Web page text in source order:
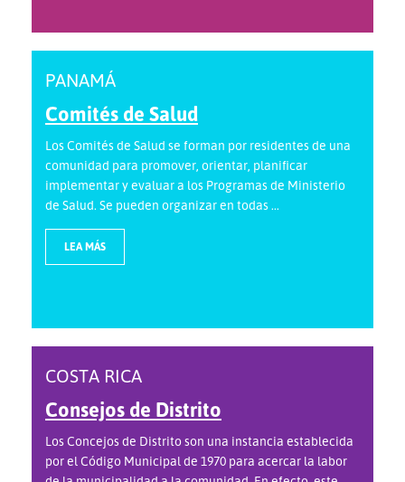
PANAMÁ
Comités de Salud
Los Comités de Salud se forman por residentes de una
comunidad para promover, orientar, planificar
implementar y evaluar a los Programas de Ministerio
de Salud. Se pueden organizar en todas ...
LEA MÁS
COSTA RICA
Consejos de Distrito
Los Concejos de Distrito son una instancia establecida
por el Código Municipal de 1970 para acercar la labor